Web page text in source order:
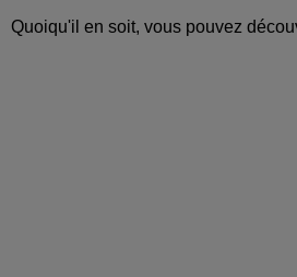
Quoiqu'il en soit, vous pouvez